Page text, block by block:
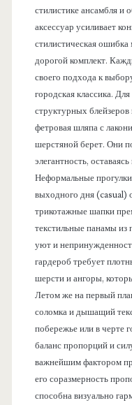
стилистике ансамбля и
аксессуар усиливает
стилистическая
дорогой комплект.
своего подхода к
городская классика.
структурных
фетровая шляпа с
шерстяной берет. Они
элегантность,
Неформальные
выходного дня (casual)
трикотажные шапки
текстильные панамы из
уют и
гардероб требует
шерсти и ангоры,
Летом же на первый
соломка и дышащий
побережье или в черте
баланс пропорций и
важнейшим фактором
его соразмерность
способна визуально